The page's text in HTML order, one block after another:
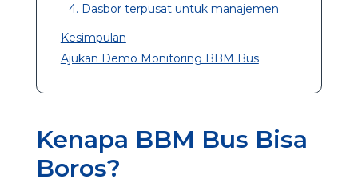
4. Dasbor terpusat untuk manajemen
Kesimpulan
Ajukan Demo Monitoring BBM Bus
Kenapa BBM Bus Bisa
Boros?